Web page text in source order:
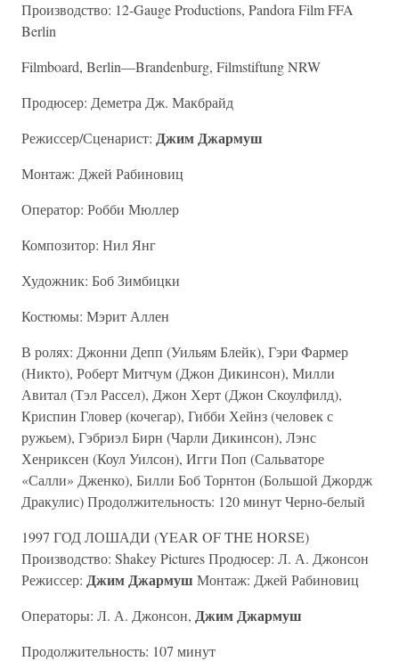
Производство: 12-Gauge Productions, Pandora Film FFA
Berlin
Filmboard, Berlin—Brandenburg, Filmstiftung NRW
Продюсер: Деметра Дж. Макбрайд
Режиссер/Сценарист: Джим Джармуш
Монтаж: Джей Рабиновиц
Оператор: Робби Мюллер
Композитор: Нил Янг
Художник: Боб Зимбицки
Костюмы: Мэрит Аллен
В ролях: Джонни Депп (Уильям Блейк), Гэри Фармер
(Никто), Роберт Митчум (Джон Дикинсон), Милли
Авитал (Тэл Рассел), Джон Херт (Джон Скоулфилд),
Криспин Гловер (кочегар), Гибби Хейнз (человек с
ружьем), Гэбриэл Бирн (Чарли Дикинсон), Лэнс
Хенриксен (Коул Уилсон), Игги Поп (Сальваторе
«Салли» Дженко), Билли Боб Торнтон (Большой Джордж
Дракулис) Продолжительность: 120 минут Черно-белый
1997 ГОД ЛОШАДИ (YEAR OF THE HORSE)
Производство: Shakey Pictures Продюсер: Л. А. Джонсон
Режиссер: Джим Джармуш Монтаж: Джей Рабиновиц
Операторы: Л. А. Джонсон, Джим Джармуш
Продолжительность: 107 минут